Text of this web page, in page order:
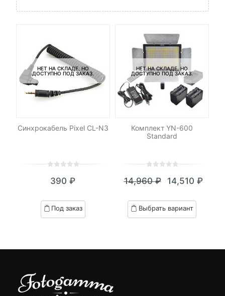
НЕТ НА СКЛАДЕ, НО
ДОСТУПНО ПОД ЗАКАЗ.
Синхрокабель Pixel CL-N3
out
based
on
390 ₽
Под заказ
НЕТ НА СКЛАДЕ, НО
ДОСТУПНО ПОД ЗАКАЗ.
Комплект YN-600
Standard
out
based
on
14,960₽
цена
составляла
14,510 ₽
Текущая
цена:
14,510 ₽.
Выбрать вариант